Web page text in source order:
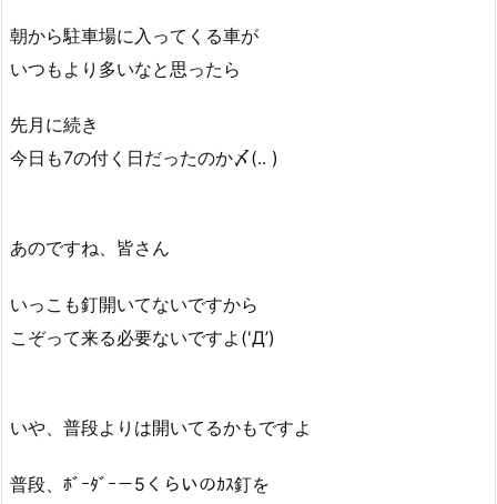
朝から駐車場に入ってくる車が
いつもより多いなと思ったら
先月に続き
今日も7の付く日だったのか〆(.. )
あのですね、皆さん
いっこも釘開いてないですから
こぞって来る必要ないですよ('Д’)
いや、普段よりは開いてるかもですよ
普段、ﾎﾞｰﾀﾞｰ－5くらいのｶｽ釘を